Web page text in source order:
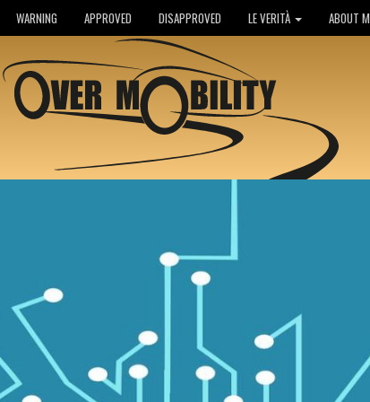
WARNING APPROVED DISAPPROVED LE VERITÀ ABOUT